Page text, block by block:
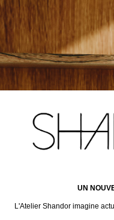
UN
L'Atelier Shandor imagine